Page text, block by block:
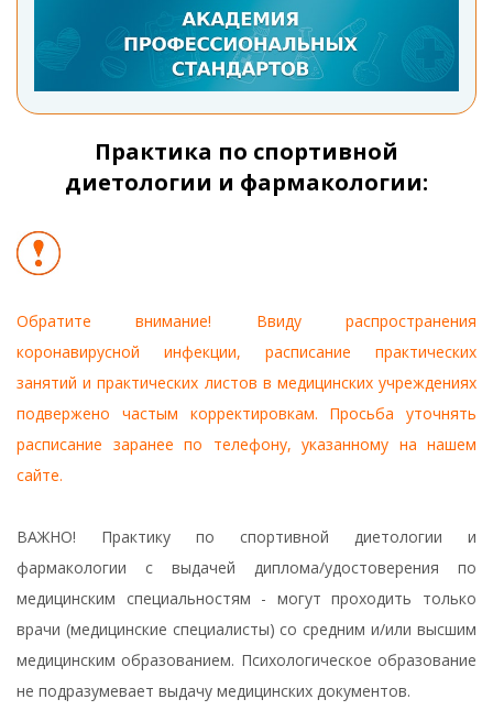
Практика по спортивной
диетологии и фармакологии:
Обратите внимание! Ввиду распространения
коронавирусной инфекции, расписание практических
занятий и практических листов в медицинских учреждениях
подвержено частым корректировкам. Просьба уточнять
расписание заранее по телефону, указанному на нашем
сайте.
ВАЖНО! Практику по спортивной диетологии и
фармакологии с выдачей диплома/удостоверения по
медицинским специальностям - могут проходить только
врачи (медицинские специалисты) со средним и/или высшим
медицинским образованием. Психологическое образование
не подразумевает выдачу медицинских документов.